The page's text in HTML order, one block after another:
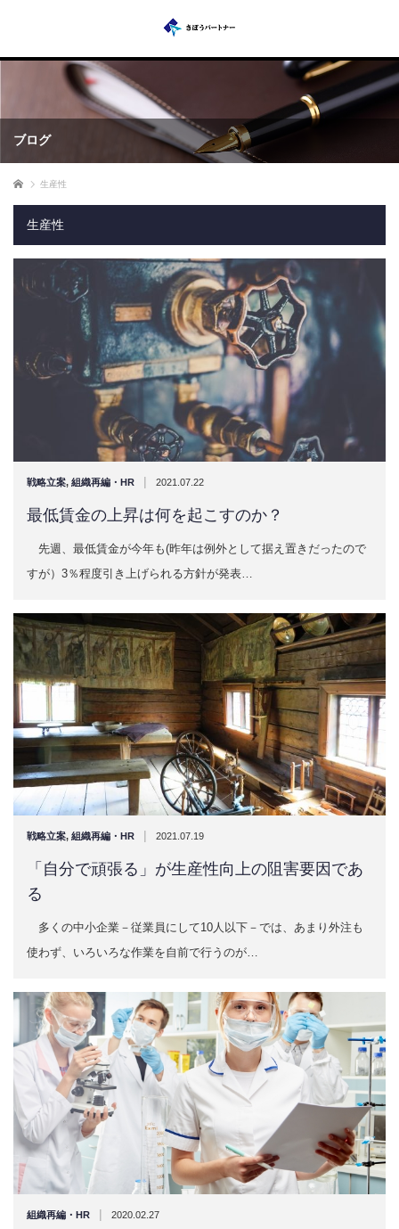
ブログ
ホーム 生産性
生産性
戦略立案, 組織再編・HR | 2021.07.22
最低賃金の上昇は何を起こすのか？
先週、最低賃金が今年も(昨年は例外として据え置きだったので
すが）3％程度引き上げられる方針が発表…
戦略立案, 組織再編・HR | 2021.07.19
「自分で頑張る」が生産性向上の阻害要因であ
る
多くの中小企業－従業員にして10人以下－では、あまり外注も
使わず、いろいろな作業を自前で行うのが…
組織再編・HR | 2020.02.27